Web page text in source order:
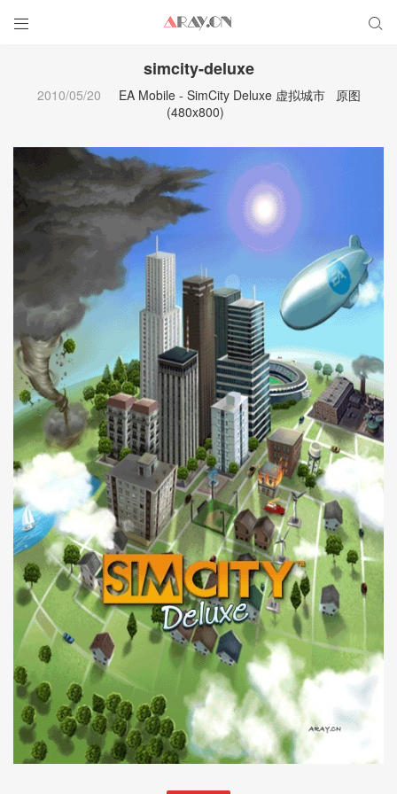
 
simcity-deluxe
2010/05/20 EA Mobile - SimCity Deluxe 虚拟城市
原图
(480x800)